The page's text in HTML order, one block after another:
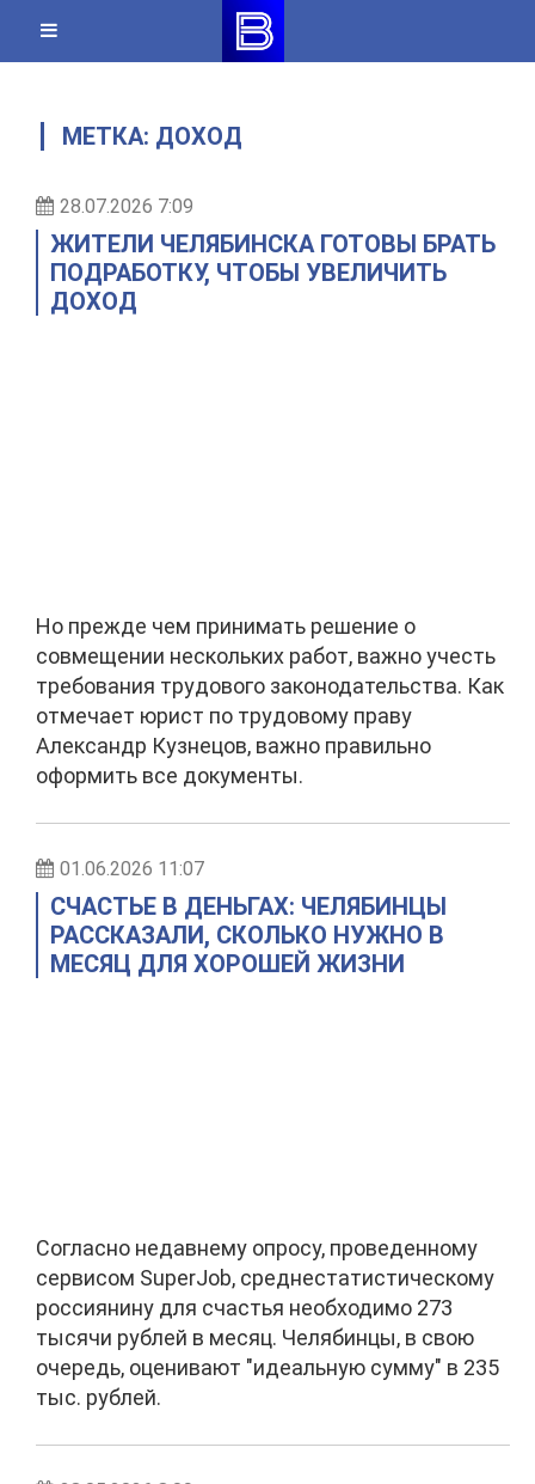
content
МЕТКА: ДОХОД
28.07.2026 7:09
ЖИТЕЛИ ЧЕЛЯБИНСКА ГОТОВЫ БРАТЬ
ПОДРАБОТКУ, ЧТОБЫ УВЕЛИЧИТЬ
ДОХОД
Но прежде чем принимать решение о
совмещении нескольких работ, важно учесть
требования трудового законодательства. Как
отмечает юрист по трудовому праву
Александр Кузнецов, важно правильно
оформить все документы.
01.06.2026 11:07
СЧАСТЬЕ В ДЕНЬГАХ: ЧЕЛЯБИНЦЫ
РАССКАЗАЛИ, СКОЛЬКО НУЖНО В
МЕСЯЦ ДЛЯ ХОРОШЕЙ ЖИЗНИ
Согласно недавнему опросу, проведенному
сервисом SuperJob, среднестатистическому
россиянину для счастья необходимо 273
тысячи рублей в месяц. Челябинцы, в свою
очередь, оценивают "идеальную сумму" в 235
тыс. рублей.